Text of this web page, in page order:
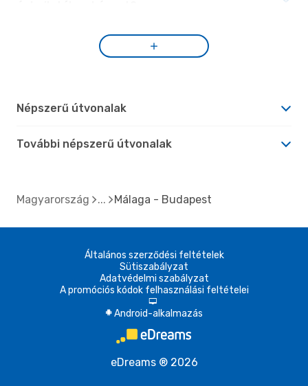
Népszerű útvonalak
További népszerű útvonalak
Magyarország Málaga - Budapest
Általános szerződési feltételek
Sütiszabályzat
Adatvédelmi szabályzat
A promóciós kódok felhasználási feltételei
d
A Android-alkalmazás
eDreams ® 2026